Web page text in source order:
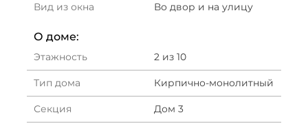
Вид из окна Во двор и на улицу
О доме:
Этажность 2 из 10
Тип дома Кирпично-монолитный
Секция Дом 3